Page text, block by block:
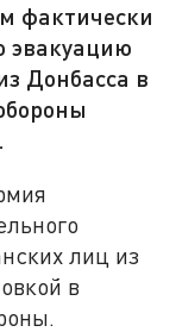
фактически
эвакуацию
Донбасса в
лиц из
в